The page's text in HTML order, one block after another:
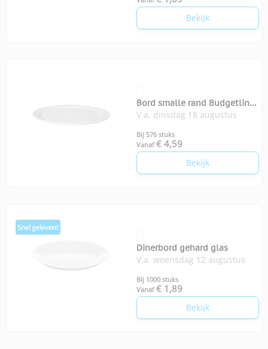
Bekijk
Bord smalle rand Budgetline
26 cm
V.a. dinsdag 18 augustus
Bij 576 stuks
Vanaf € 4,59
Bekijk
Dinerbord gehard glas
V.a. woensdag 12 augustus
Bij 1000 stuks
Vanaf € 1,89
Bekijk